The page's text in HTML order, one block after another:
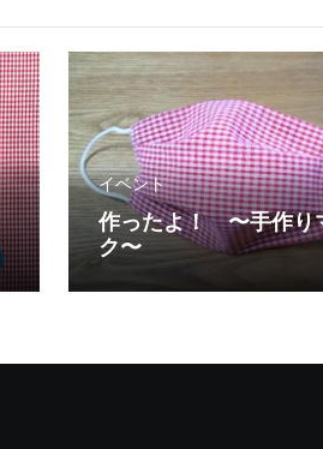
イベント
作ったよ！ 〜手作り
ク〜